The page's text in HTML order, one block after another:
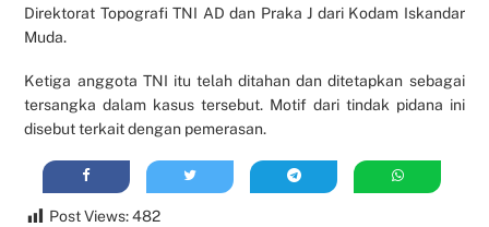
Direktorat Topografi TNI AD dan Praka J dari Kodam Iskandar
Muda.
Ketiga anggota TNI itu telah ditahan dan ditetapkan sebagai
tersangka dalam kasus tersebut. Motif dari tindak pidana ini
disebut terkait dengan pemerasan.
Post Views: 482